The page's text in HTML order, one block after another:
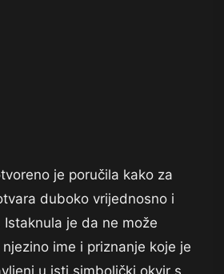
je poručila kako za
duboko vrijednosno i
je da ne može
ime i priznanje koje je